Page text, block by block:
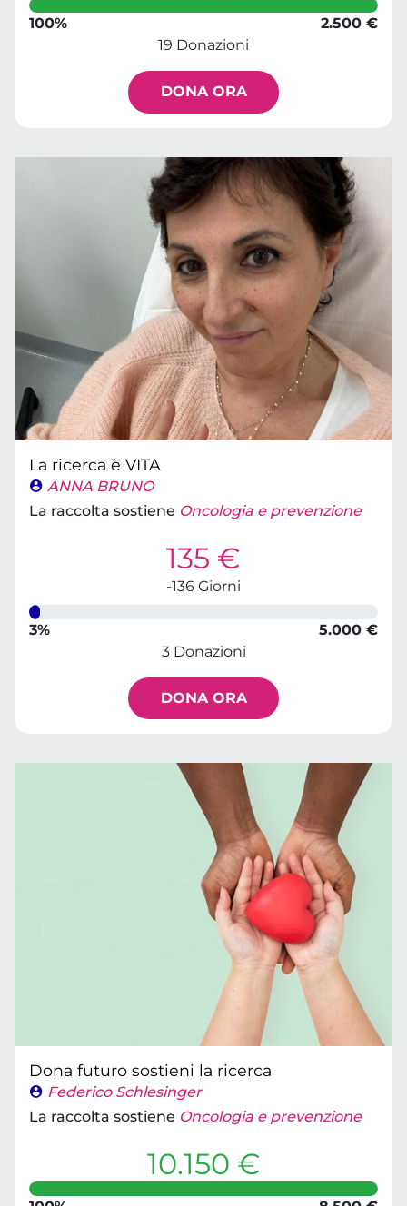
100%
2.500 €
19 Donazioni
DONA ORA
La ricerca è VITA
ANNA BRUNO
La raccolta sostiene Oncologia e prevenzione
135 €
-136 Giorni
3%
5.000 €
3 Donazioni
DONA ORA
Dona futuro sostieni la ricerca
Federico Schlesinger
La raccolta sostiene Oncologia e prevenzione
10.150 €